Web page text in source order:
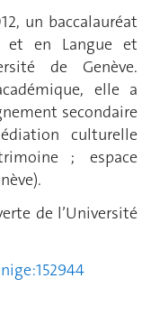
un baccalauréat
et en Langue et
de Genève.
elle a
secondaire
culturelle
; espace
de l’Université